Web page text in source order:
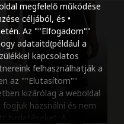
megfelelő működése
céljából, és •
Az ""Elfogadom""
adataitd(például a
kapcsolatos
felhasználhatják a
az ""Elutasítom""
kizárólag a weboldal
hazsnálni és nem
Szóköz növelése
Szóköz csökkentése
Sortávolság
Sortávolság
Színek invertálása